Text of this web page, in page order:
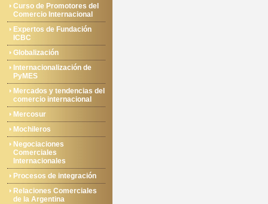
Curso de Promotores del
Comercio Internacional
Expertos de Fundación
ICBC
Globalización
Internacionalización de
PyMES
Mercados y tendencias del
comercio internacional
Mercosur
Mochileros
Negociaciones
Comerciales
Internacionales
Procesos de integración
Relaciones Comerciales
de la Argentina